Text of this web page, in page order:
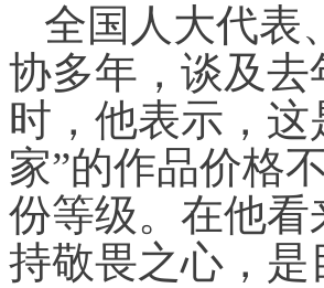
全国人大代表
协多年，谈及去
时，他表示，
家”的作品价格
份等级。在他
持敬畏之心，